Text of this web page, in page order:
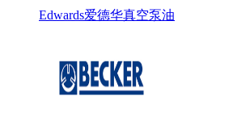
Edwards爱德华真空泵油